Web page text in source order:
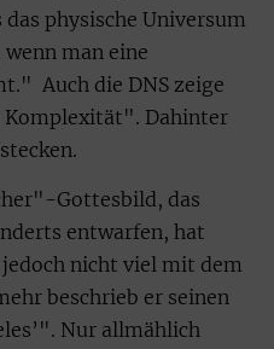
physische Universum
man eine
Auch die DNS zeige
Komplexität". Dahinter
Gottesbild, das
entwarfen, hat
nicht viel mit dem
beschrieb er seinen
Nur allmählich